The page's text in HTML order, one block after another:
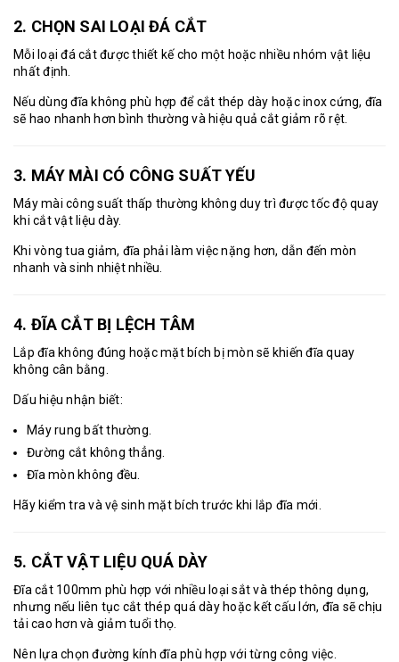
2. CHỌN SAI LOẠI ĐÁ CẮT
Mỗi loại đá cắt được thiết kế cho một hoặc nhiều nhóm vật liệu
nhất định.
Nếu dùng đĩa không phù hợp để cắt thép dày hoặc inox cứng, đĩa
sẽ hao nhanh hơn bình thường và hiệu quả cắt giảm rõ rệt.
3. MÁY MÀI CÓ CÔNG SUẤT YẾU
Máy mài công suất thấp thường không duy trì được tốc độ quay
khi cắt vật liệu dày.
Khi vòng tua giảm, đĩa phải làm việc nặng hơn, dẫn đến mòn
nhanh và sinh nhiệt nhiều.
4. ĐĨA CẮT BỊ LỆCH TÂM
Lắp đĩa không đúng hoặc mặt bích bị mòn sẽ khiến đĩa quay
không cân bằng.
Dấu hiệu nhận biết:
Máy rung bất thường.
Đường cắt không thẳng.
Đĩa mòn không đều.
Hãy kiểm tra và vệ sinh mặt bích trước khi lắp đĩa mới.
5. CẮT VẬT LIỆU QUÁ DÀY
Đĩa cắt 100mm phù hợp với nhiều loại sắt và thép thông dụng,
nhưng nếu liên tục cắt thép quá dày hoặc kết cấu lớn, đĩa sẽ chịu
tải cao hơn và giảm tuổi thọ.
Nên lựa chọn đường kính đĩa phù hợp với từng công việc.